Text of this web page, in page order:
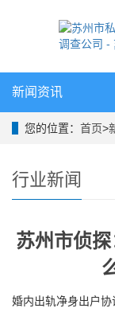
新闻资讯
您的位置： 首页>
行业新闻
苏州市侦
婚内出轨净身出户